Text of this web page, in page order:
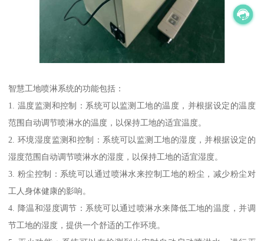
智慧工地喷淋系统的功能包括：
1. 温度监测和控制：系统可以监测工地的温度，并根据设定的温度
范围自动调节喷淋水的温度，以保持工地的适宜温度。
2. 环境湿度监测和控制：系统可以监测工地的湿度，并根据设定的
湿度范围自动调节喷淋水的湿度，以保持工地的适宜湿度。
3. 粉尘控制：系统可以通过喷淋水来控制工地的粉尘，减少粉尘对
工人身体健康的影响。
4. 降温和湿度调节：系统可以通过喷淋水来降低工地的温度，并调
节工地的湿度，提供一个舒适的工作环境。